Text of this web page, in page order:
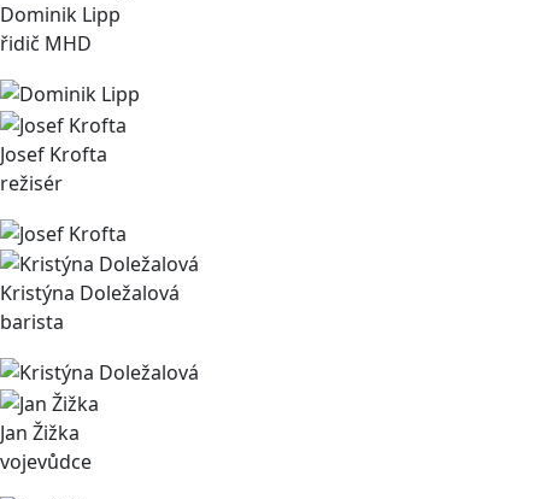
Dominik Lipp
řidič MHD
Josef Krofta
režisér
Kristýna Doležalová
barista
Jan Žižka
vojevůdce